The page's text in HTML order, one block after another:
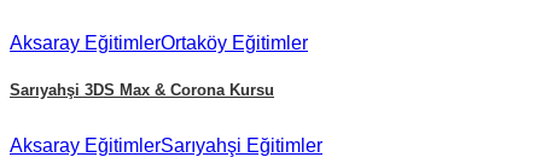
Aksaray EğitimlerOrtaköy Eğitimler
Sarıyahşi 3DS Max & Corona Kursu
Aksaray EğitimlerSarıyahşi Eğitimler